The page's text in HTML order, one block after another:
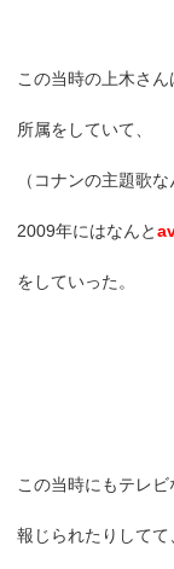
この当時の上木さん
所属をしていて、
（コナンの主題歌
2009年にはなんと
をしていった。
この当時にもテレ
報じられたりして